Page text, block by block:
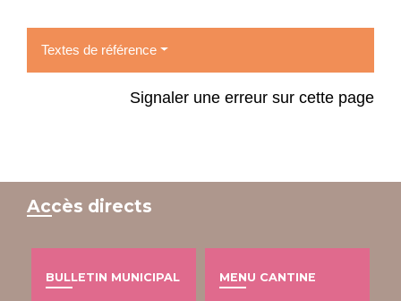
Textes de référence
Signaler une erreur sur cette page
Accès directs
BULLETIN MUNICIPAL MENU CANTINE